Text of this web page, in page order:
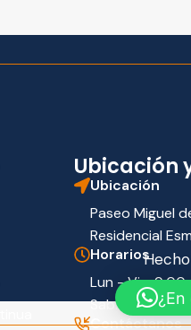
Ubicación
Ubicación
Paseo Miguel
Residencial
Horarios
Lun - Vie: 9:00
Sab: 9:00 -
Contáctanos